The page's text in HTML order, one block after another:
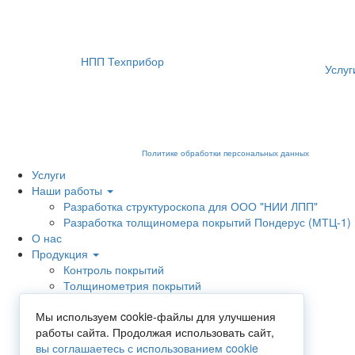
НПП Техприбор
Политике обработки персональных данных
Услуги
Наши работы
Разработка структуроскопа для ООО "НИИ ЛПП"
Разработка толщиномера покрытий Пондерус (МТЦ-1)
О нас
Продукция
Контроль покрытий
Толщинометрия покрытий
Визуально-измерительный контроль
Магнитный контроль
Вихретоковый контроль
Мы используем cookie-файлы для улучшения
работы сайта. Продолжая использовать сайт,
вы соглашаетесь с использованием cookie